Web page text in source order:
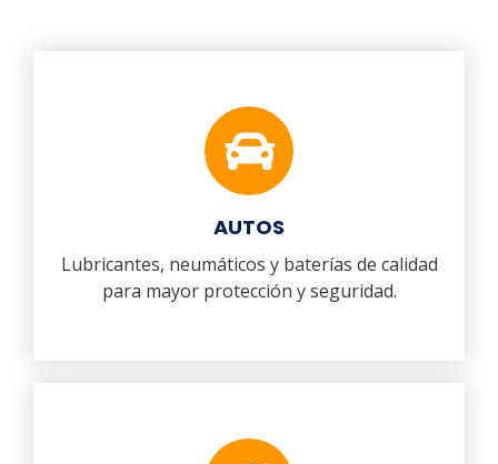
AUTOS
Lubricantes, neumáticos y baterías de calidad
para mayor protección y seguridad.